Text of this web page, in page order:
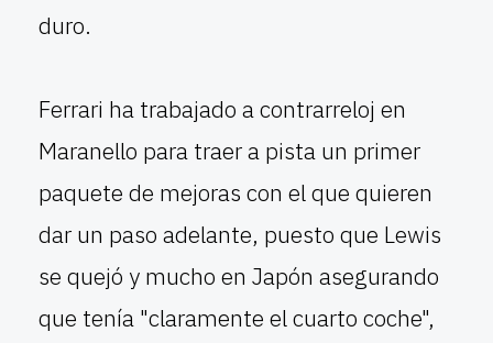
duro.
Ferrari ha trabajado a contrarreloj en
Maranello para traer a pista un primer
paquete de mejoras con el que quieren
dar un paso adelante, puesto que Lewis
se quejó y mucho en Japón asegurando
que tenía "claramente el cuarto coche",